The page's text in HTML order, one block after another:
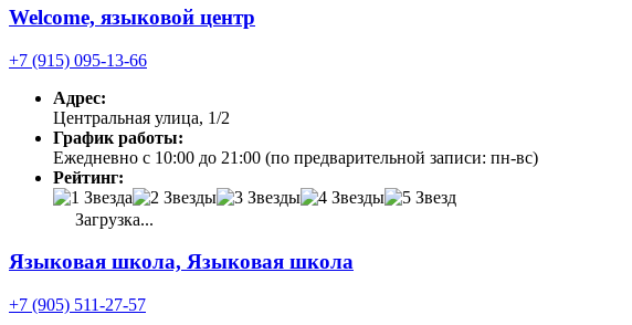
Welcome, языковой центр
+7 (915) 095-13-66
Адрес:
Центральная улица, 1/2
График работы:
Ежедневно с 10:00 до 21:00 (по предварительной записи: пн-вс)
Рейтинг:
Загрузка...
Языковая школа, Языковая школа
+7 (905) 511-27-57